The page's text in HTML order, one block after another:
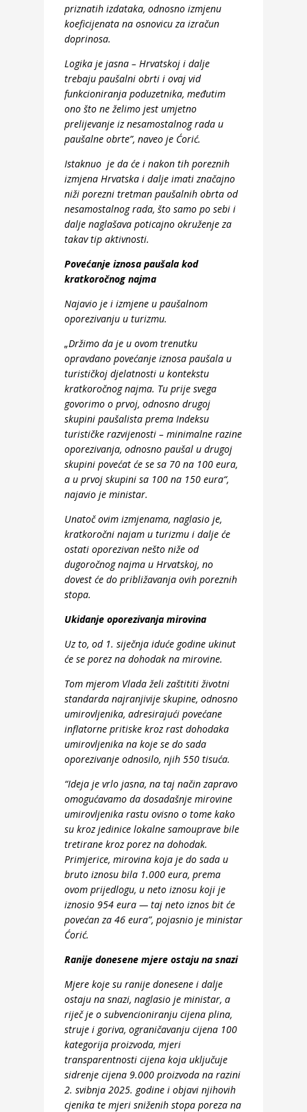
priznatih izdataka, odnosno izmjenu
koeficijenata na osnovicu za izračun
doprinosa.
Logika je jasna – Hrvatskoj i dalje
trebaju paušalni obrti i ovaj vid
funkcioniranja poduzetnika, međutim
ono što ne želimo jest umjetno
prelijevanje iz nesamostalnog rada u
paušalne obrte”, naveo je Ćorić.
Istaknuo je da će i nakon tih poreznih
izmjena Hrvatska i dalje imati značajno
niži porezni tretman paušalnih obrta od
nesamostalnog rada, što samo po sebi i
dalje naglašava poticajno okruženje za
takav tip aktivnosti.
Povećanje iznosa paušala kod
kratkoročnog najma
Najavio je i izmjene u paušalnom
oporezivanju u turizmu.
„Držimo da je u ovom trenutku
opravdano povećanje iznosa paušala u
turističkoj djelatnosti u kontekstu
kratkoročnog najma. Tu prije svega
govorimo o prvoj, odnosno drugoj
skupini paušalista prema Indeksu
turističke razvijenosti – minimalne razine
oporezivanja, odnosno paušal u drugoj
skupini povećat će se sa 70 na 100 eura,
a u prvoj skupini sa 100 na 150 eura“,
najavio je ministar.
Unatoč ovim izmjenama, naglasio je,
kratkoročni najam u turizmu i dalje će
ostati oporezivan nešto niže od
dugoročnog najma u Hrvatskoj, no
dovest će do približavanja ovih poreznih
stopa.
Ukidanje oporezivanja mirovina
Uz to, od 1. siječnja iduće godine ukinut
će se porez na dohodak na mirovine.
Tom mjerom Vlada želi zaštititi životni
standarda najranjivije skupine, odnosno
umirovljenika, adresirajući povećane
inflatorne pritiske kroz rast dohodaka
umirovljenika na koje se do sada
oporezivanje odnosilo, njih 550 tisuća.
“Ideja je vrlo jasna, na taj način zapravo
omogućavamo da dosadašnje mirovine
umirovljenika rastu ovisno o tome kako
su kroz jedinice lokalne samouprave bile
tretirane kroz porez na dohodak.
Primjerice, mirovina koja je do sada u
bruto iznosu bila 1.000 eura, prema
ovom prijedlogu, u neto iznosu koji je
iznosio 954 eura — taj neto iznos bit će
povećan za 46 eura”, pojasnio je ministar
Ćorić.
Ranije donesene mjere ostaju na snazi
Mjere koje su ranije donesene i dalje
ostaju na snazi, naglasio je ministar, a
riječ je o subvencioniranju cijena plina,
struje i goriva, ograničavanju cijena 100
kategorija proizvoda, mjeri
transparentnosti cijena koja uključuje
sidrenje cijena 9.000 proizvoda na razini
2. svibnja 2025. godine i objavi njihovih
cjenika te mjeri sniženih stopa poreza na